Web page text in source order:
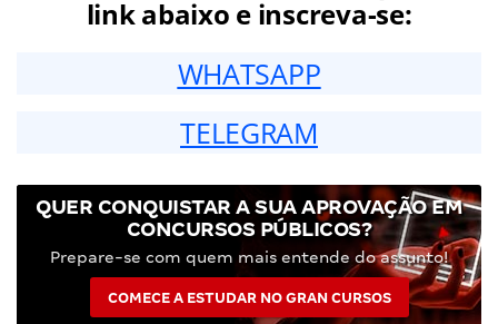
link abaixo e inscreva-se:
WHATSAPP
TELEGRAM
QUER CONQUISTAR A SUA APROVAÇÃO EM
CONCURSOS PÚBLICOS?
Prepare-se com quem mais entende do assunto!
COMECE A ESTUDAR NO GRAN CURSOS